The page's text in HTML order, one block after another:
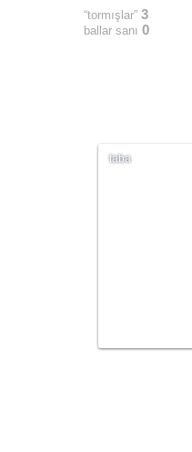
“tormışlar” 3
ballar sanı 0
taba